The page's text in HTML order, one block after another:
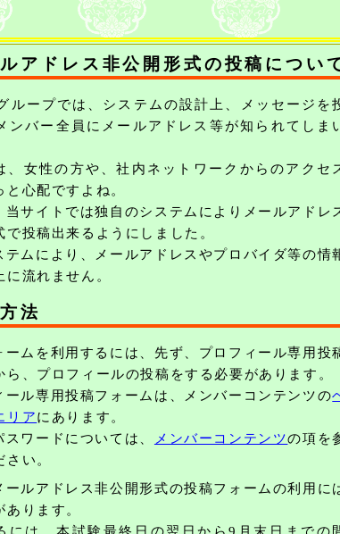
アドレス非公開形式の投稿につい
ループでは、システムの設計上、メッセージを
ンバー全員にメールアドレス等が知られてしま
、女性の方や、社内ネットワークからのアクセ
と心配ですよね。
当サイトでは独自のシステムによりメールアドレ
で投稿出来るようにしました。
テムにより、メールアドレスやプロバイダ等の情
に流れません。
法
ームを利用するには、先ず、プロフィール専用投
ら、プロフィールの投稿をする必要があります。
ール専用投稿フォームは、メンバーコンテンツの
リアにあります。
スワードについては、
メンバーコンテンツの項を
い。
ールアドレス非公開形式の投稿フォームの利用に
ります。
には、本試験最終日の翌日から9月末日までの